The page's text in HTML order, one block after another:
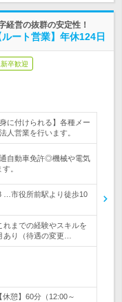
営の抜群の安定性！
ート営業】年休124日
卒歓迎
に付けられる】各種メー
人営業を行います。
自動車免許◎機械や電気
。
…市役所前駅より徒歩10
までの経験やスキルを
り（待遇の変更…
憩】60分（12:00～